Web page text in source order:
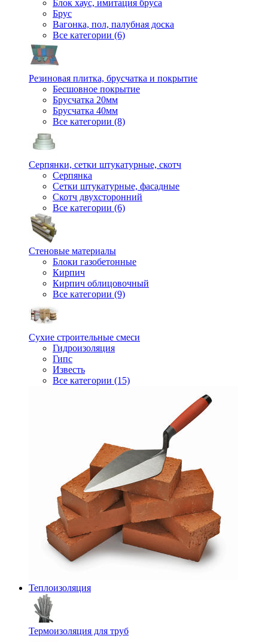
Блок хаус, имитация бруса
Брус
Вагонка, пол, палубная доска
Все категории (6)
Резиновая плитка, брусчатка и покрытие
Бесшовное покрытие
Брусчатка 20мм
Брусчатка 40мм
Все категории (8)
Серпянки, сетки штукатурные, скотч
Серпянка
Сетки штукатурные, фасадные
Скотч двухсторонний
Все категории (6)
Стеновые материалы
Блоки газобетонные
Кирпич
Кирпич облицовочный
Все категории (9)
Сухие строительные смеси
Гидроизоляция
Гипс
Известь
Все категории (15)
Теплоизоляция
Термоизоляция для труб